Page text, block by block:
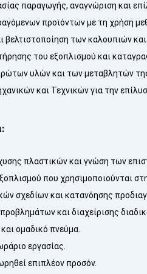
παραγωγής, αναγνώριση και
προϊόντων με τη χρήση
βελτιστοποίηση των καλουπιών
του εξοπλισμού και
υλών και των μεταβλητών της
και Τεχνικών για την
πλαστικών και γνώση των
που χρησιμοποιούνται
σχεδίων και κατανόησης
και διαχείρισης
ομαδικό πνεύμα.
εργασίας.
επιπλέον προσόν.